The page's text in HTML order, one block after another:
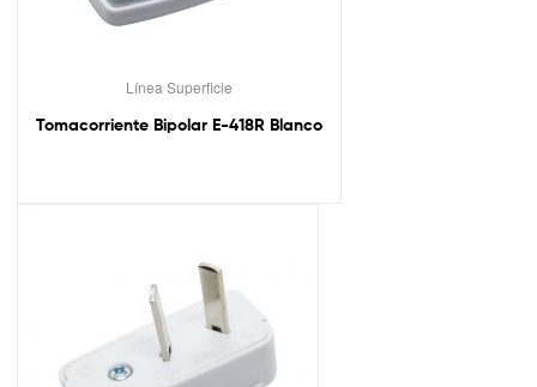
Línea Superficie
Tomacorriente Bipolar E-418R Blanco